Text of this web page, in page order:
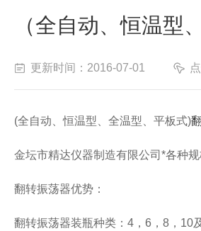
（全自动、恒温型
更新时间：2016-07-01
(全自动、恒温型、全温型 平板式)
金坛市精达仪器制造有限公司*各种
翻转振荡器优势：
翻转振荡器装瓶种类： 4 ， 6 ， 8 ， 10